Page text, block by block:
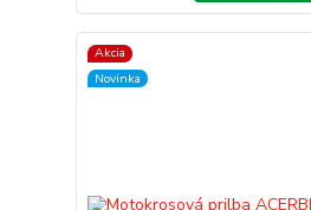
Akcia
Novinka